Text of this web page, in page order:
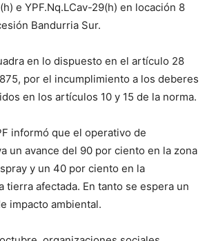
e YPF.Nq.LCav-29(h) en locación 8
Bandurria Sur.
en lo dispuesto en el artículo 28
por el incumplimiento a los deberes
en los artículos 10 y 15 de la norma.
informó que el operativo de
un avance del 90 por ciento en la zona
y un 40 por ciento en la
tierra afectada. En tanto se espera un
impacto ambiental.